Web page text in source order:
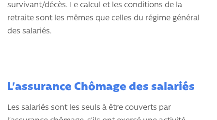
survivant/décès. Le calcul et les conditions de la
retraite sont les mêmes que celles du régime général
des salariés.
L’assurance Chômage des salariés
Les salariés sont les seuls à être couverts par